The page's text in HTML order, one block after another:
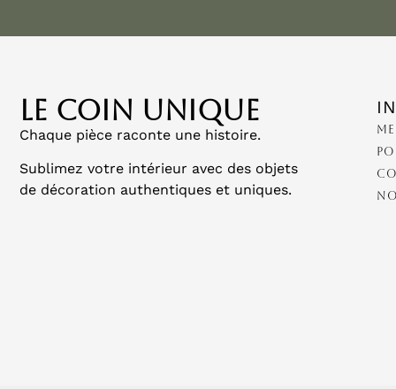
LE COIN UNIQUE
Chaque pièce raconte une histoire.
Sublimez votre intérieur avec des objets
de décoration authentiques et uniques.